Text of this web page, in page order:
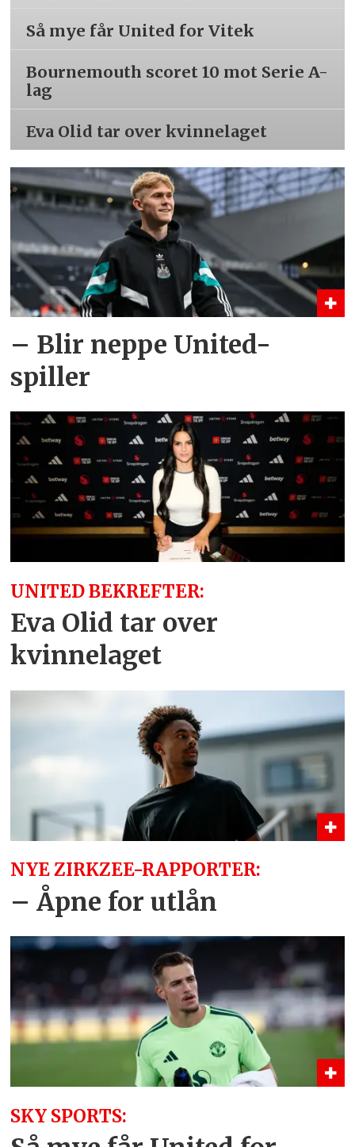
Så mye får United for Vitek
Bournemouth scoret 10 mot Serie A-
lag
Eva Olid tar over kvinnelaget
– Blir neppe United-
spiller
UNITED BEKREFTER:
Eva Olid tar over
kvinnelaget
NYE ZIRKZEE-RAPPORTER:
– Åpne for utlån
SKY SPORTS: